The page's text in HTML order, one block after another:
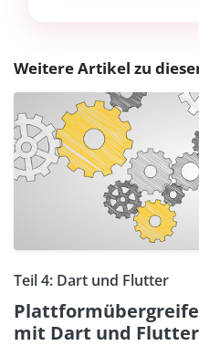
Weitere Artikel zu
Teil 4: Dart und Flutter
mit Dart und Flutter